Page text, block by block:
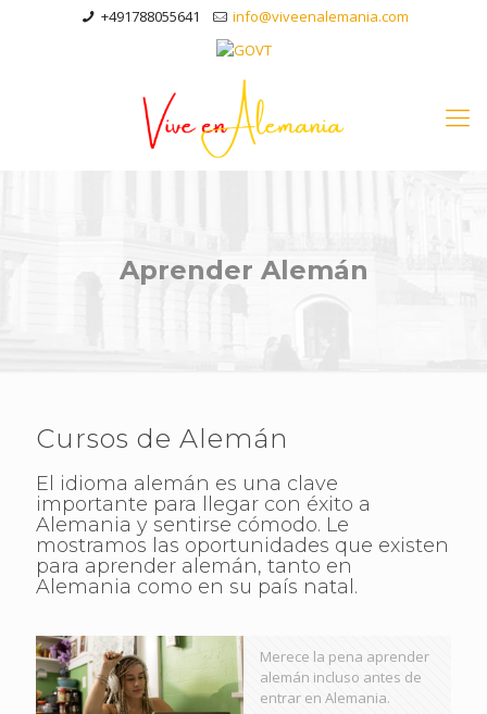
+491788055641 info@viveenalemania.com
Aprender Alemán
Cursos de Alemán
El idioma alemán es una clave
importante para llegar con éxito a
Alemania y sentirse cómodo. Le
mostramos las oportunidades que existen
para aprender alemán, tanto en
Alemania como en su país natal.
Merece la pena aprender
alemán incluso antes de
entrar en Alemania.